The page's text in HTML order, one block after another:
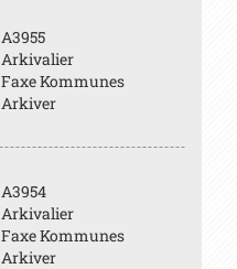
A3955
Arkivalier
Faxe Kommunes
Arkiver
A3954
Arkivalier
Faxe Kommunes
Arkiver